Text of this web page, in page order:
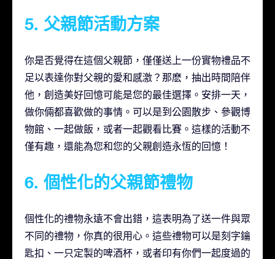
5. 父親節活動方案
你是否覺得在這個父親節，僅僅送上一份實物禮品不
足以表達你對父親的愛和感激？那麽，抽出時間陪伴
他，創造美好回憶可能是您的最佳選擇。安排一天，
做你倆都喜歡做的事情。可以是到公園散步、參觀博
物館、一起做飯，或者一起觀看比賽。這樣的活動不
僅有趣，還能為您和您的父親創造永恆的回憶！
6. 個性化的父親節禮物
個性化的禮物永遠不會出錯，這表明為了送一件與眾
不同的禮物，你真的很用心。這些禮物可以是刻字鑰
匙扣、一只定製的啤酒杯，或者印有你們一起度過的